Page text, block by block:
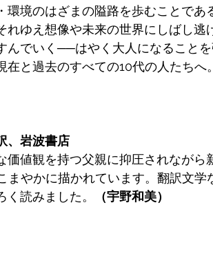
環境のはざまの隘路を歩むことであ
れゆえ想像や未来の世界にしばし逃
んでいく──はやく大人になること
と過去のすべての10代の人たちへ。
、岩波書店
値観を持つ父親に抑圧されながら
まやかに描かれています。翻訳文学
読みました。
（宇野和美）